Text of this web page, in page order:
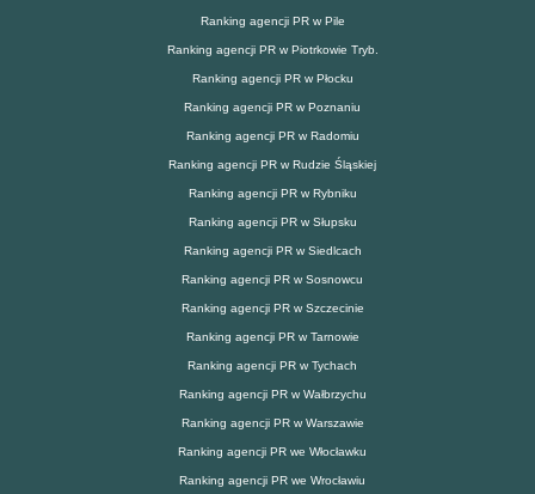
Ranking agencji PR w Pile
Ranking agencji PR w Piotrkowie Tryb.
Ranking agencji PR w Płocku
Ranking agencji PR w Poznaniu
Ranking agencji PR w Radomiu
Ranking agencji PR w Rudzie Śląskiej
Ranking agencji PR w Rybniku
Ranking agencji PR w Słupsku
Ranking agencji PR w Siedlcach
Ranking agencji PR w Sosnowcu
Ranking agencji PR w Szczecinie
Ranking agencji PR w Tarnowie
Ranking agencji PR w Tychach
Ranking agencji PR w Wałbrzychu
Ranking agencji PR w Warszawie
Ranking agencji PR we Włocławku
Ranking agencji PR we Wrocławiu